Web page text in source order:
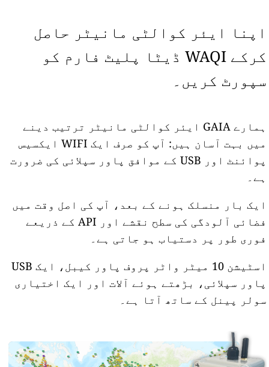
اپنا ایئر کوالٹی مانیٹر حاصل
کرکے WAQI ڈیٹا پلیٹ فارم کو
سپورٹ کریں۔
ہمارے GAIA ایئر کوالٹی مانیٹر ترتیب دینے
میں بہت آسان ہیں: آپ کو صرف ایک WIFI ایکسیس
پوائنٹ اور USB کے موافق پاور سپلائی کی ضرورت
ہے۔
ایک بار منسلک ہونے کے بعد، آپ کی اصل وقت میں
فضائی آلودگی کی سطح نقشے اور API کے ذریعے
فوری طور پر دستیاب ہو جاتی ہے۔
اسٹیشن 10 میٹر واٹر پروف پاور کیبل، ایک USB
پاور سپلائی، بڑھتے ہوئے آلات اور ایک اختیاری
سولر پینل کے ساتھ آتا ہے۔